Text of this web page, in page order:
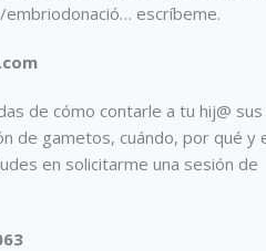
embriodonació… escríbeme.
de cómo contarle a tu hij@ sus
de gametos, cuándo, por qué y
en solicitarme una sesión de